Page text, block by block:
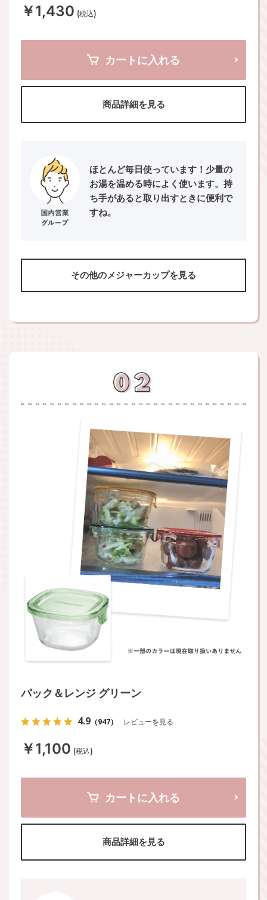
￥1,430 (税込)
カートに入れる
商品詳細を見る
ほとんど毎日使っています！少量の
お湯を温める時によく使います。持
ち手があると取り出すときに便利で
すね。
その他のメジャーカップを見る
パック＆レンジ グリーン
4.9 （947） レビューを見る
￥1,100 (税込)
カートに入れる
商品詳細を見る